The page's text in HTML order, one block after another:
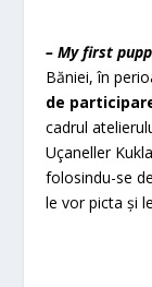
– My first
Băniei, în
de
cadrul
Uçaneller
folosindu-se
le vor picta și